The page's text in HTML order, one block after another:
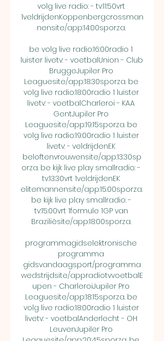
volg live radio: - tv:11:50vrt
1veldrijdenKoppenbergcrossman
nensite/app:14:00sporza.
be volg live radio:16:00radio 1
luister livetv: - voetbalUnion - Club
BruggeJupiler Pro
Leaguesite/app:18:30sporza. be
volg live radio:18:00radio 1 luister
livetv: - voetbalCharleroi - KAA
GentJupiler Pro
Leaguesite/app:19:15sporza. be
volg live radio:19:00radio 1 luister
livetv: - veldrijdenEK
beloftenvrouwensite/app:13:30sp
orza. be kijk live play smallradio: -
tv:13:30vrt 1veldrijdenEK
elitemannensite/app:15:00sporza.
be kijk live play smallradio: -
tv:15:00vrt 1formule 1GP van
Braziliësite/app:18:00sporza.
programmagidselektronische
programma
gidsvandaagsport/programma
wedstrijdsite/appradiotvvoetbalE
upen - CharleroiJupiler Pro
Leaguesite/app:18:15sporza. be
volg live radio:18:00radio 1 luister
livetv: - voetbalAnderlecht - OH
LeuvenJupiler Pro